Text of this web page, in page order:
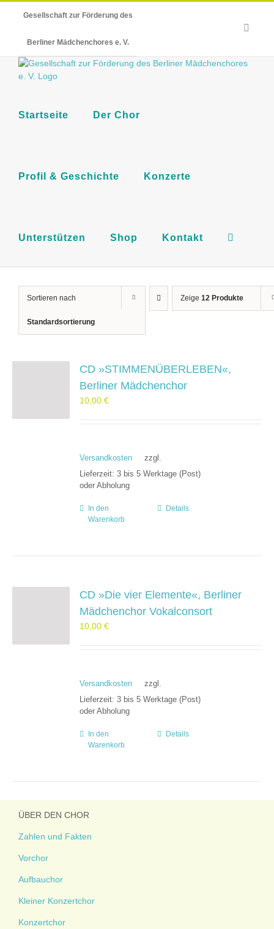
Gesellschaft zur Förderung des
Berliner Mädchenchores e. V.
Startseite Der Chor
Profil & Geschichte Konzerte
Unterstützen Shop Kontakt
Sortieren nach
Standardsortierung
Zeige 12 Produkte
CD »STIMMENÜBERLEBEN«,
Berliner Mädchenchor
10,00€
zzgl.
Versandkosten
Lieferzeit:3 bis 5 Werktage (Post)
oder Abholung
In den
Warenkorb
Details
CD »Die vier Elemente«, Berliner
Mädchenchor Vokalconsort
10,00€
zzgl.
Versandkosten
Lieferzeit:3 bis 5 Werktage (Post)
oder Abholung
In den
Warenkorb
Details
ÜBER DEN CHOR
Zahlen und Fakten
Vorchor
Aufbauchor
Kleiner Konzertchor
Konzertchor